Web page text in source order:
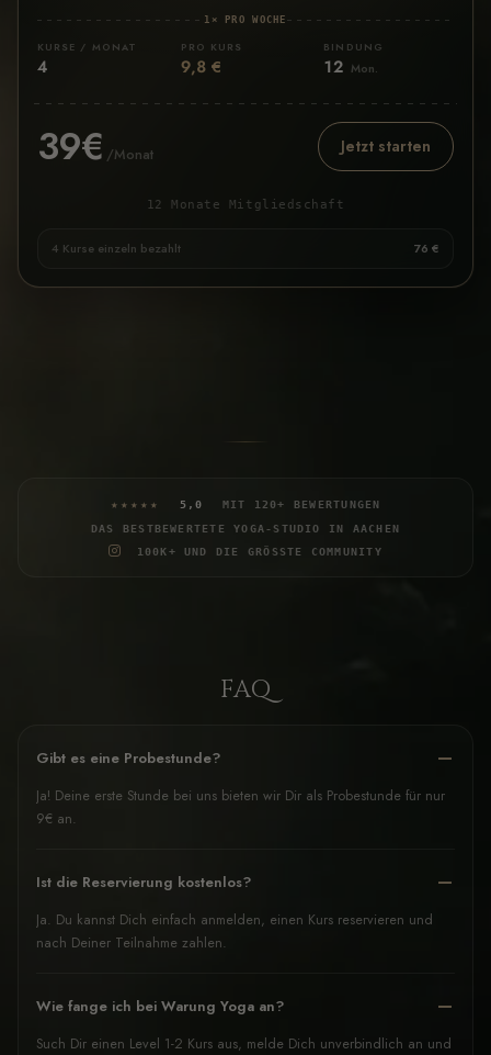
1× PRO WOCHE
KURSE / MONAT
4
PRO KURS
9,8 €
BINDUNG
12 Mon.
39€ /Monat
12 Monate Mitgliedschaft
Jetzt starten
4 Kurse einzeln bezahlt 76 €
★★★★★ 5,0
MIT 120+ BEWERTUNGEN
DAS BESTBEWERTETE YOGA-STUDIO IN AACHEN
100K+ UND DIE GRÖSSTE COMMUNITY
FAQ
Gibt es eine Probestunde?
Ja! Deine erste Stunde bei uns bieten wir Dir als Probestunde für nur
9€ an.
Ist die Reservierung kostenlos?
Ja. Du kannst Dich einfach anmelden, einen Kurs reservieren und
nach Deiner Teilnahme zahlen.
Wie fange ich bei Warung Yoga an?
Such Dir einen Level 1-2 Kurs aus, melde Dich unverbindlich an und